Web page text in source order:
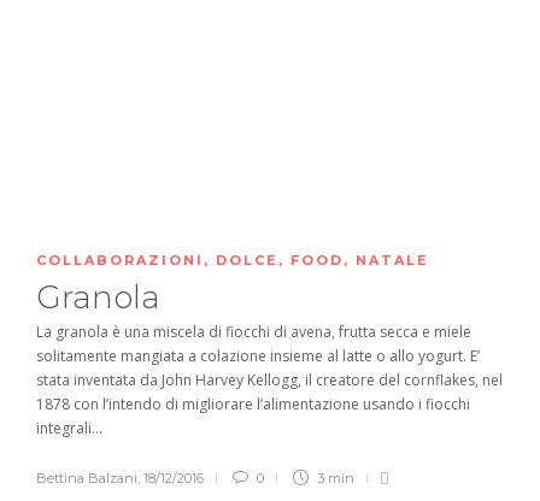
COLLABORAZIONI , DOLCE , FOOD , NATALE
Granola
La granola è una miscela di fiocchi di avena, frutta secca e miele
solitamente mangiata a colazione insieme al latte o allo yogurt. E’
stata inventata da John Harvey Kellogg, il creatore del cornflakes, nel
1878 con l’intendo di migliorare l’alimentazione usando i fiocchi
integrali...
Bettina Balzani, 18/12/2016 0 3 min